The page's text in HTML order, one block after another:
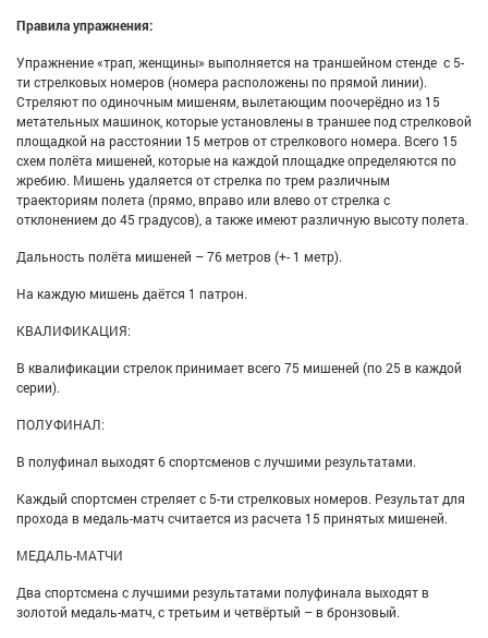
Правила упражнения:
Упражнение «трап, женщины» выполняется на траншейном стенде с 5-
ти стрелковых номеров (номера расположены по прямой линии).
Стреляют по одиночным мишеням, вылетающим поочерёдно из 15
метательных машинок, которые установлены в траншее под стрелковой
площадкой на расстоянии 15 метров от стрелкового номера. Всего 15
схем полёта мишеней, которые на каждой площадке определяются по
жребию. Мишень удаляется от стрелка по трем различным
траекториям полета (прямо, вправо или влево от стрелка с
отклонением до 45 градусов), а также имеют различную высоту полета.
Дальность полёта мишеней – 76 метров (+- 1 метр).
На каждую мишень даётся 1 патрон.
КВАЛИФИКАЦИЯ:
В квалификации стрелок принимает всего 75 мишеней (по 25 в каждой
серии).
ПОЛУФИНАЛ:
В полуфинал выходят 6 спортсменов с лучшими результатами.
Каждый спортсмен стреляет с 5-ти стрелковых номеров. Результат для
прохода в медаль-матч считается из расчета 15 принятых мишеней.
МЕДАЛЬ-МАТЧИ
Два спортсмена с лучшими результатами полуфинала выходят в
золотой медаль-матч, с третьим и четвёртый – в бронзовый.